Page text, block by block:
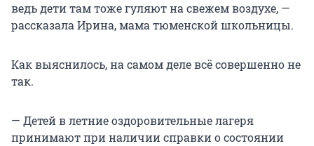
ведь дети там тоже гуляют на свежем воздухе, —
рассказала Ирина, мама тюменской школьницы.
Как выяснилось, на самом деле всё совершенно не
так.
— Детей в летние оздоровительные лагеря
принимают при наличии справки о состоянии